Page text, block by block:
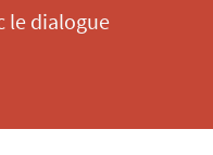
le dialogue